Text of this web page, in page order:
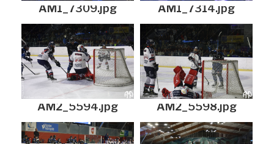
AM1_7309.jpg AM1_7314.jpg
AM2_5594.jpg AM2_5598.jpg